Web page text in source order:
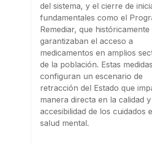
del sistema, y el cierre de
fundamentales como el
Remediar, que históricamente
garantizaban el acceso a
medicamentos en amplios
de la población. Estas medidas
configuran un escenario de
retracción del Estado que
manera directa en la calidad y
accesibilidad de los cuidados
salud mental.